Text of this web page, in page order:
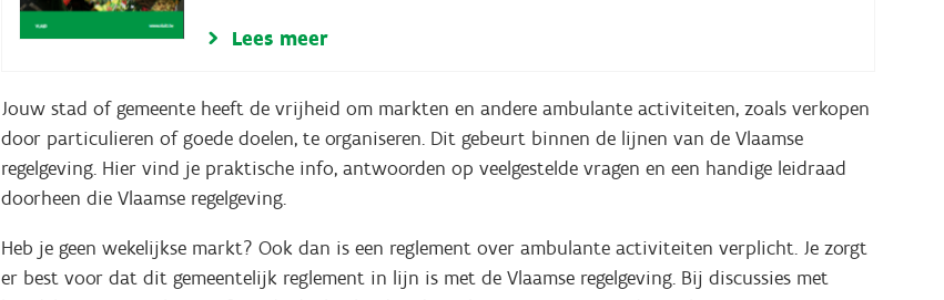
Lees meer
Jouw stad of gemeente heeft de vrijheid om markten en andere ambulante activiteiten, zoals verkopen
door particulieren of goede doelen, te organiseren. Dit gebeurt binnen de lijnen van de Vlaamse
regelgeving. Hier vind je praktische info, antwoorden op veelgestelde vragen en een handige leidraad
doorheen die Vlaamse regelgeving.
Heb je geen wekelijkse markt? Ook dan is een reglement over ambulante activiteiten verplicht. Je zorgt
er best voor dat dit gemeentelijk reglement in lijn is met de Vlaamse regelgeving. Bij discussies met